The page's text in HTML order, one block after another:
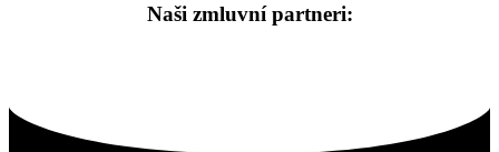
Naši zmluvní partneri: